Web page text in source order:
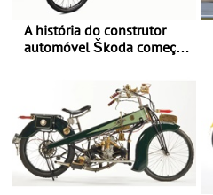
A história do construtor
automóvel Škoda começou